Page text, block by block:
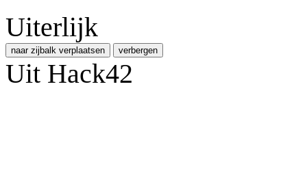
Uiterlijk
naar zijbalk verplaatsen verbergen
Uit Hack42